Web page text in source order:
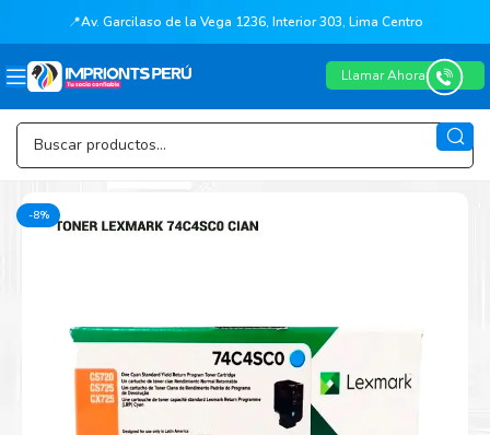
📍Av. Garcilaso de la Vega 1236, Interior 303, Lima Centro
Llamar Ahora
-8%